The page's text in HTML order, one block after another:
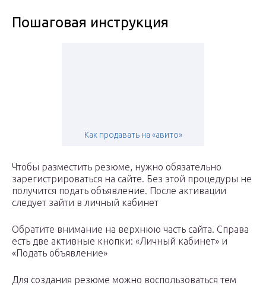
Пошаговая инструкция
Как продавать на «авито»
Чтобы разместить резюме, нужно обязательно
зарегистрироваться на сайте. Без этой процедуры не
получится подать объявление. После активации
следует зайти в личный кабинет
Обратите внимание на верхнюю часть сайта. Справа
есть две активные кнопки: «Личный кабинет» и
«Подать объявление»
Для создания резюме можно воспользоваться тем